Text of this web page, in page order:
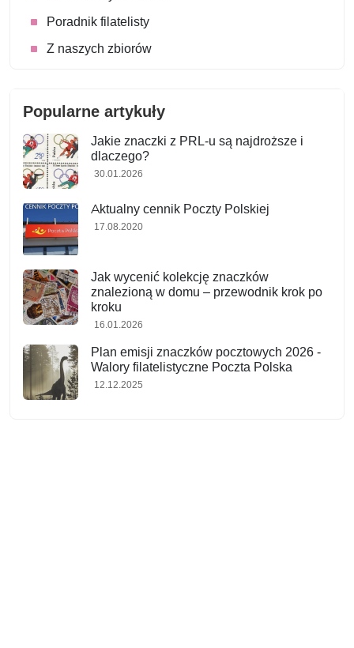
Poradnik filatelisty
Z naszych zbiorów
Popularne artykuły
Jakie znaczki z PRL-u są najdroższe i
dlaczego?
30.01.2026
Aktualny cennik Poczty Polskiej
17.08.2020
Jak wycenić kolekcję znaczków
znalezioną w domu – przewodnik krok po
kroku
16.01.2026
Plan emisji znaczków pocztowych 2026 -
Walory filatelistyczne Poczta Polska
12.12.2025